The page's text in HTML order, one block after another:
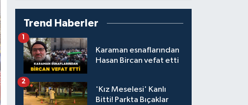
Trend Haberler
Karaman esnaflarından
Hasan Bircan vefat etti
1
'Kız Meselesi' Kanlı
Bitti! Parkta Bıçaklar
2